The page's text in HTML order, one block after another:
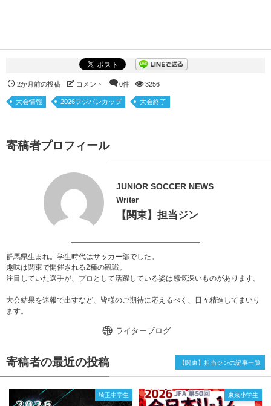
2か月前の投稿 コメント 0件 3256
大会情報 2026フジパンカップ 大会終了
寄稿者プロフィール
JUNIOR SOCCER NEWS
Writer
【関東】担当ジン
群馬県生まれ。学生時代はサッカー部でした。
趣味は関東で開催される2種の観戦。
注目していた選手が、プロとして活躍している姿は感慨深いものがあります。
大会結果を速報で出すなど、皆様のご期待に応えるべく、日々精進してまいり
ます。
ライターブログ
寄稿者の最近の投稿
埼玉中学生 東京小学生
【関東】担当ジンの記事一覧